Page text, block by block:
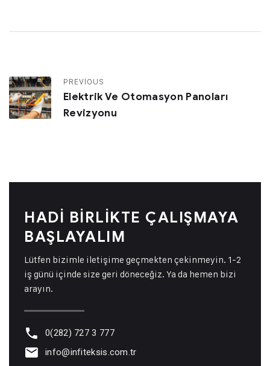
HADI BIRLIKTE ÇALIŞMAYA
BAŞLAYALIM
Lütfen bizimle iletişime geçmekten çekinmeyin. 1-2
iş günü içinde size geri döneceğiz. Ya da hemen bizi
arayın.
0(282) 727 3 777
info@infiteksis.com.tr
PREVIOUS
Elektrik Ve Otomasyon Panoları
Revizyonu